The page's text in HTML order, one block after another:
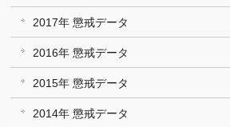
2017年 懲戒データ
2016年 懲戒データ
2015年 懲戒データ
2014年 懲戒データ